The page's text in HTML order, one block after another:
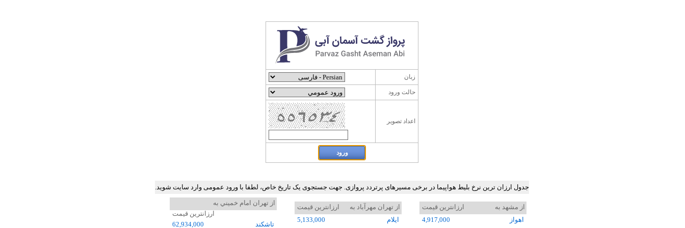
زبان
حالت ورود
اعداد تصوير
جدول ارزان ترین نرخ بلیط هواپیما در برخی مسیرهای پرتردد پروازی. جهت جستجوی یک تاریخ خاص، لطفا با ورود عمومی وارد سایت شوید.
از مشهد به
ارزانترین قیمت
اهواز
4,917,000
از تهران مهرآباد به
ارزانترین قیمت
ايلام
5,133,000
از تهران امام خميني به
ارزانترین قیمت
تاشکند
62,934,000